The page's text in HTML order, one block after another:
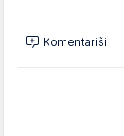
Komentariši